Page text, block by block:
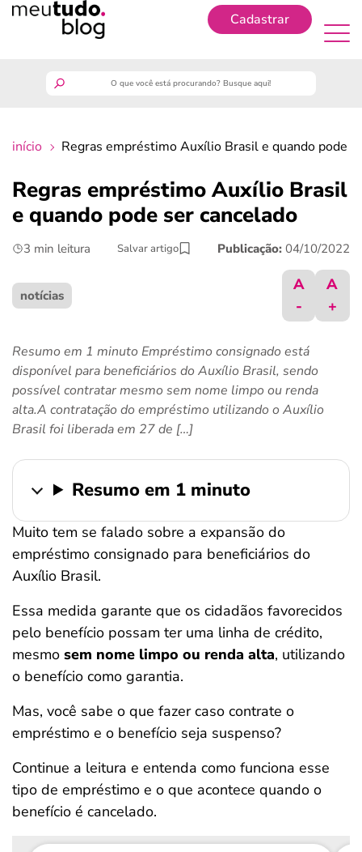
Cadastrar
finanças
benefícios
crédito fácil
ferramentas
início Regras empréstimo Auxílio Brasil e quando pode
Regras empréstimo Auxílio Brasil
e quando pode ser cancelado
3 min leitura Salvar artigo Publicação: 04/10/2022
notícias
A
-
A
+
Resumo em 1 minuto Empréstimo consignado está
disponível para beneficiários do Auxílio Brasil, sendo
possível contratar mesmo sem nome limpo ou renda
alta.A contratação do empréstimo utilizando o Auxílio
Brasil foi liberada em 27 de […]
Resumo em 1 minuto
Muito tem se falado sobre a expansão do
empréstimo consignado para beneficiários do
Auxílio Brasil.
Essa medida garante que os cidadãos favorecidos
pelo benefício possam ter uma linha de crédito,
mesmo sem nome limpo ou renda alta, utilizando
o benefício como garantia.
Mas, você sabe o que fazer caso contrate o
empréstimo e o benefício seja suspenso?
Continue a leitura e entenda como funciona esse
tipo de empréstimo e o que acontece quando o
benefício é cancelado.